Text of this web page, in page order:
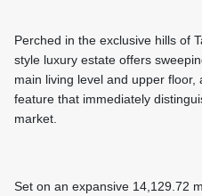
Perched in the exclusive hills of
style luxury estate offers
main living level and upper floor,
feature that immediately
market.
Set on an expansive 14,129.72